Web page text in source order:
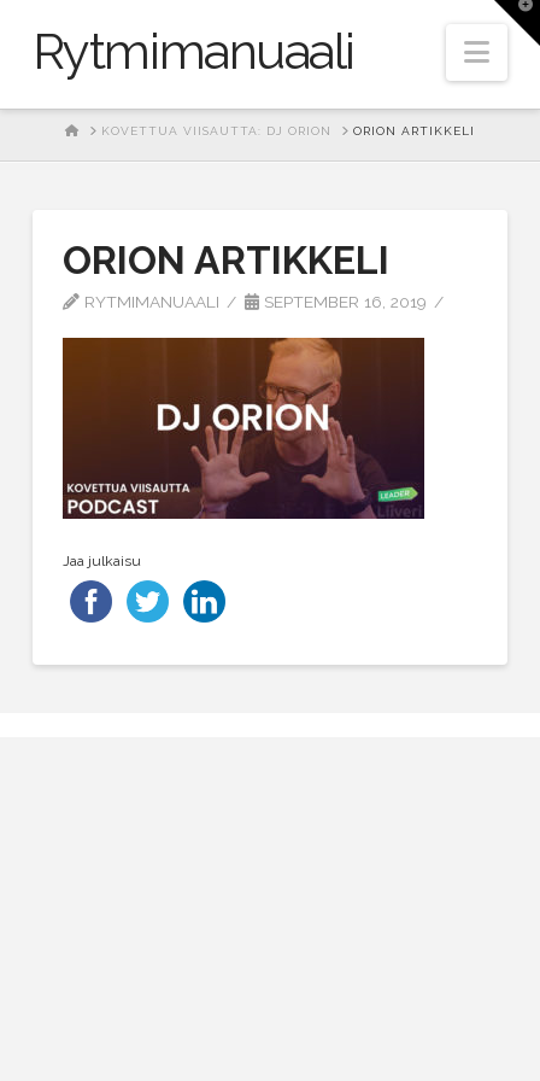
Rytmimanuaali
HOMEKOVETTUA VIISAUTTA: DJ ORION ORION ARTIKKELI
ORION ARTIKKELI
RYTMIMANUAALI SEPTEMBER 16, 2019
Jaa julkaisu